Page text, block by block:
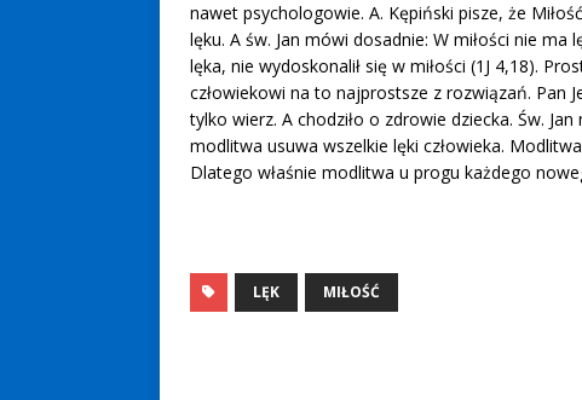
nawet psychologowie. A. Kępiński pisze, że
lęku. A św. Jan mówi dosadnie: W miłości nie ma
lęka, nie wydoskonalił się w miłości (1J 4,18).
człowiekowi na to najprostsze z rozwiązań. Pan
tylko wierz. A chodziło o zdrowie dziecka. Św.
modlitwa usuwa wszelkie lęki człowieka.
Dlatego właśnie modlitwa u progu każdego
LĘK MIŁOŚĆ